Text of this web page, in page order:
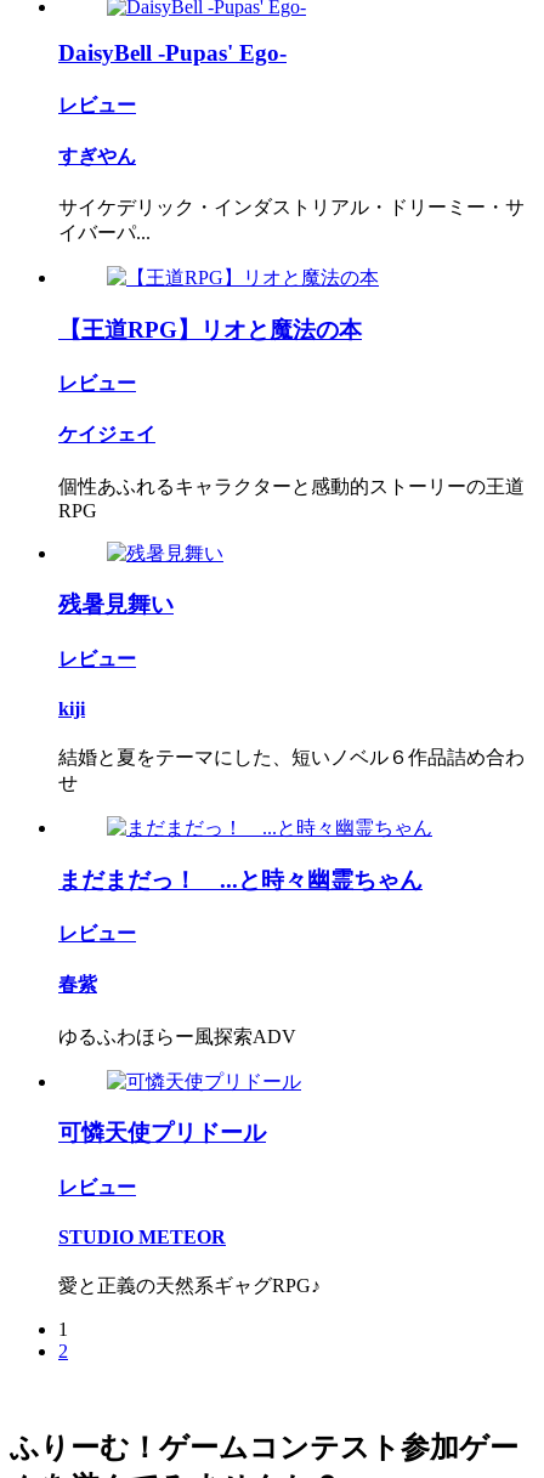
DaisyBell -Pupas' Ego-
レビュー
すぎやん
サイケデリック・インダストリアル・ドリーミー・サ
イバーパ...
【王道RPG】リオと魔法の本
レビュー
ケイジェイ
個性あふれるキャラクターと感動的ストーリーの王道
RPG
残暑見舞い
レビュー
kiji
結婚と夏をテーマにした、短いノベル６作品詰め合わ
せ
まだまだっ！ ...と時々幽霊ちゃん
レビュー
春紫
ゆるふわほらー風探索ADV
可憐天使プリドール
レビュー
STUDIO METEOR
愛と正義の天然系ギャグRPG♪
1
2
ふりーむ！ゲームコンテスト参加ゲー